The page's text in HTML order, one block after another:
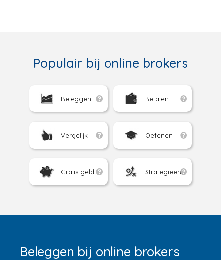
Populair bij online brokers
Beleggen Betalen
Vergelijk Oefenen
Gratis geld Strategieën
Beleggen bij online brokers